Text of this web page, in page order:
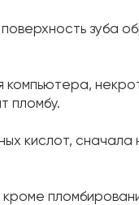
зуба
компьютера,
пломбу.
кислот,